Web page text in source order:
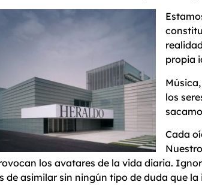
propia
los
Cada
los avatares de la vida diaria.
de asimilar sin ningún tipo de duda que